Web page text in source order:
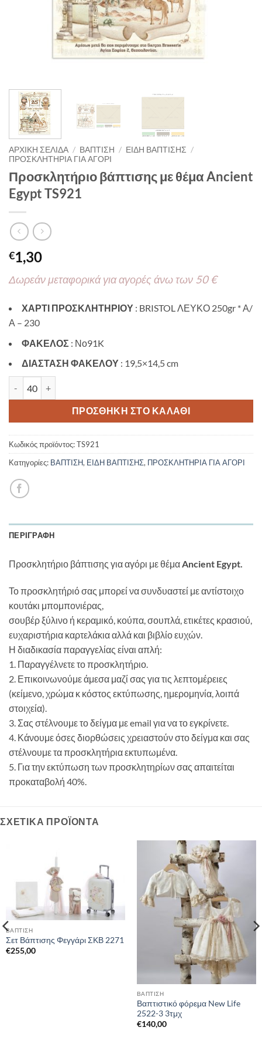
ΑΡΧΙΚΉ ΣΕΛΊΔΑ / ΒΑΠΤΙΣΗ / ΕΙΔΗ ΒΑΠΤΙΣΗΣ /
ΠΡΟΣΚΛΗΤΗΡΙΑ ΓΙΑ ΑΓΟΡΙ
Προσκλητήριο βάπτισης με θέμα Ancient
Egypt TS921
€1,30
Δωρεάν μεταφορικά για αγορές άνω των 50 €
ΧΑΡΤΙ ΠΡΟΣΚΛΗΤΗΡΙΟΥ : BRISTOL ΛΕΥΚΟ 250gr * Α/
Α – 230
ΦΑΚΕΛΟΣ : Νο91K
ΔΙΑΣΤΑΣΗ ΦΑΚΕΛΟΥ : 19,5×14,5 cm
ΠΡΟΣΘΉΚΗ ΣΤΟ ΚΑΛΆΘΙ
Κωδικός προϊόντος:TS921
Κατηγορίες: ΒΑΠΤΙΣΗ, ΕΙΔΗ ΒΑΠΤΙΣΗΣ, ΠΡΟΣΚΛΗΤΗΡΙΑ ΓΙΑ ΑΓΟΡΙ
ΠΕΡΙΓΡΑΦΉ
Προσκλητήριο βάπτισης για αγόρι με θέμαAncient Egypt.
Το προσκλητήριό σας μπορεί να συνδυαστεί με αντίστοιχο
κουτάκι μπομπονιέρας,
σουβέρ ξύλινο ή κεραμικό, κούπα, σουπλά, ετικέτες κρασιού,
ευχαριστήρια καρτελάκια αλλά και βιβλίο ευχών.
Η διαδικασία παραγγελίας είναι απλή:
1. Παραγγέλνετε το προσκλητήριο.
2. Επικοινωνούμε άμεσα μαζί σας για τις λεπτομέρειες
(κείμενο, χρώμα κ κόστος εκτύπωσης, ημερομηνία, λοιπά
στοιχεία).
3. Σας στέλνουμε το δείγμα με email για να το εγκρίνετε.
4. Κάνουμε όσες διορθώσεις χρειαστούν στο δείγμα και σας
στέλνουμε τα προσκλητήρια εκτυπωμένα.
5. Για την εκτύπωση των προσκλητηρίων σας απαιτείται
προκαταβολή 40%.
ΣΧΕΤΙΚΆ ΠΡΟΪΌΝΤΑ
ΒΑΠΤΙΣΗ
Σετ Βάπτισης Φεγγάρι ΣΚΒ 2271
€255,00
ΒΑΠΤΙΣΗ
Βαπτιστικό φόρεμα New Life
2522-3 3τμχ
€140,00